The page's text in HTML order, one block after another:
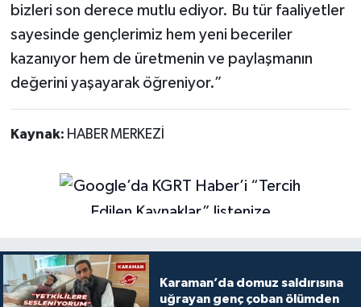
bizleri son derece mutlu ediyor. Bu tür faaliyetler
sayesinde gençlerimiz hem yeni beceriler
kazanıyor hem de üretmenin ve paylaşmanın
değerini yaşayarak öğreniyor.”
Kaynak: HABER MERKEZİ
Karaman’da domuz saldırısına
uğrayan genç çoban ölümden